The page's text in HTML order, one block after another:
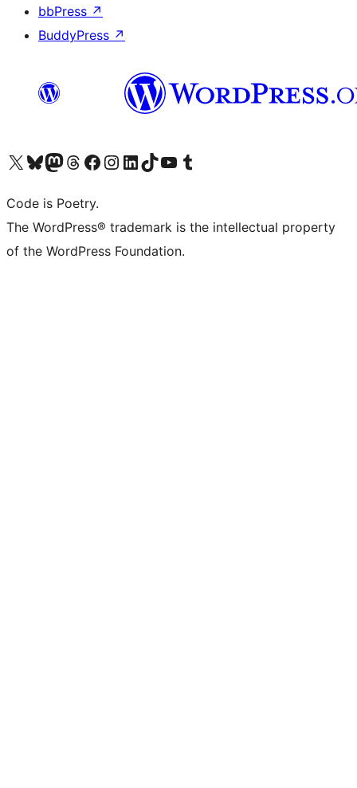
bbPress ↗
BuddyPress ↗
Visita il nostro account X (ex Twitter)
Visita il nostro account Bluesky
Visita il nostro account Mastodon
Visita il nostro account Threads
Visita la nostra pagina Facebook
Visita il nostro account Instagram
Visita il nostro account LinkedIn
Visita il nostro account TikTok
Visita il nostro canale YouTube
Visita il nostro account Tumblr
Code is Poetry.
The WordPress® trademark is the intellectual property
of the WordPress Foundation.